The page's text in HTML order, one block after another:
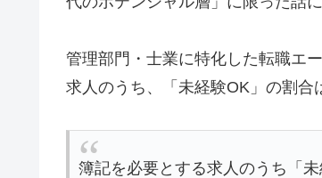
管理部門・士業に特化した転職エ
求人のうち、「未経験OK」の割合
簿記を必要とする求人のうち「